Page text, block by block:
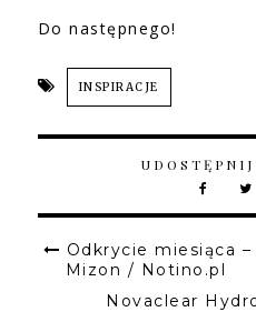
Do następnego!
INSPIRACJE
Odkrycie miesiąca
Mizon / Notino.pl
Novaclear